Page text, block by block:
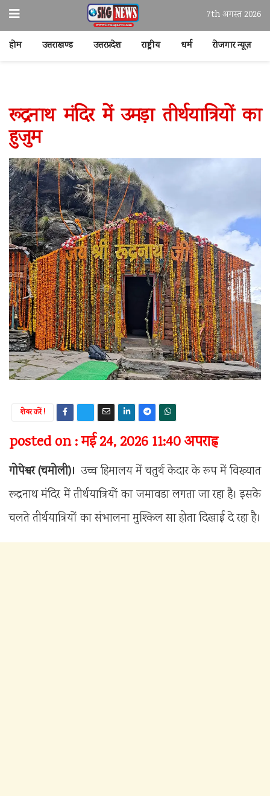
7th अगस्त 2026
होम उत्तराखण्ड उत्तरप्रदेश राष्ट्रीय धर्म रोजगार न्यूज़
रूद्रनाथ मंदिर में उमड़ा तीर्थयात्रियों का
हुजुम
शेयर करें !
posted on : मई 24, 2026 11:40 अपराह्न
गोपेश्वर (चमोली)। उच्च हिमालय में चतुर्थ केदार के रूप में विख्यात
रूद्रनाथ मंदिर में तीर्थयात्रियों का जमावडा लगता जा रहा है। इसके
चलते तीर्थयात्रियों का संभालना मुश्किल सा होता दिखाई दे रहा है।